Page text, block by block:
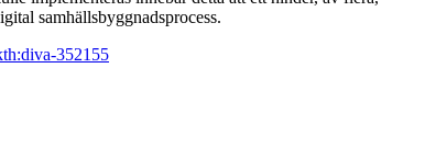
samhälls­byggnadsprocess.
352155